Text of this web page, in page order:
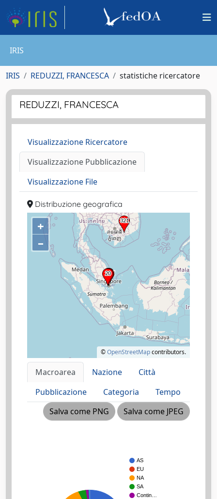
IRIS
IRIS REDUZZI, FRANCESCA statistiche ricercatore
REDUZZI, FRANCESCA
Visualizzazione Ricercatore
Visualizzazione Pubblicazione
Visualizzazione File
Distribuzione geografica
+
–
©OpenStreetMapcontributors.
Macroarea Nazione
Città
Pubblicazione
Categoria
Tempo
Salva come PNG
Salva come JPEG
AS
EU
NA
SA
Contin…